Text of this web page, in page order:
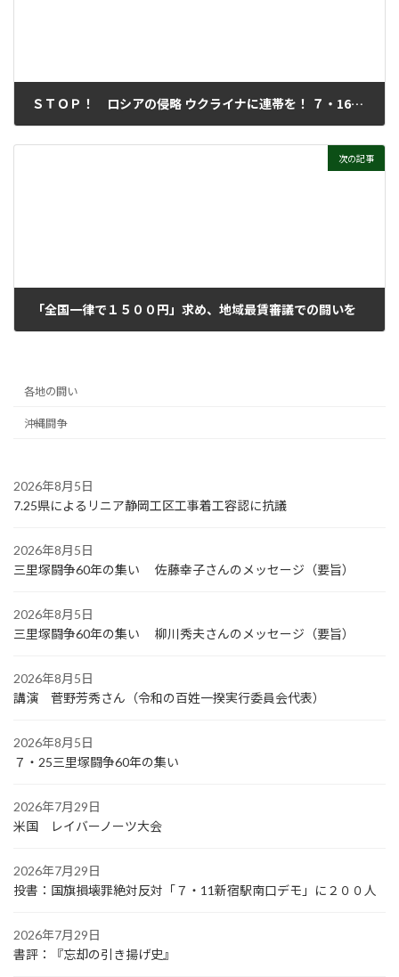
ＳＴＯＰ！ ロシアの侵略 ウクライナに連帯を！ ７・16シンポジウム その①
次の記事
「全国一律で１５００円」求め、地域最賃審議での闘いを
各地の闘い
沖縄闘争
2026年8月5日
7.25県によるリニア静岡工区工事着工容認に抗議
2026年8月5日
三里塚闘争60年の集い 佐藤幸子さんのメッセージ（要旨）
2026年8月5日
三里塚闘争60年の集い 柳川秀夫さんのメッセージ（要旨）
2026年8月5日
講演 菅野芳秀さん（令和の百姓一揆実行委員会代表）
2026年8月5日
７・25三里塚闘争60年の集い
2026年7月29日
米国 レイバーノーツ大会
2026年7月29日
投書：国旗損壊罪絶対反対「７・11新宿駅南口デモ」に２００人
2026年7月29日
書評：『忘却の引き揚げ史』